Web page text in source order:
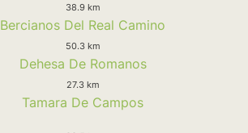
38.9 km
Bercianos Del Real Camino
50.3 km
Dehesa De Romanos
27.3 km
Tamara De Campos